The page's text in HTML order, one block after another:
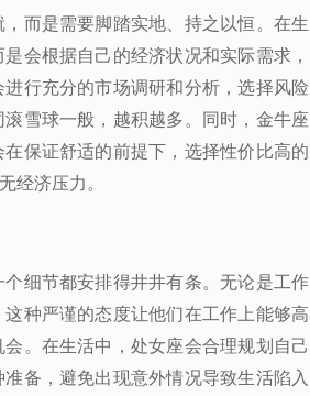
而是需要脚踏实地、持之以恒。在生
会根据自己的经济状况和实际需求，
行充分的市场调研和分析，选择风险
雪球一般，越积越多。同时，金牛座
保证舒适的前提下，选择性价比高的
经济压力。
细节都安排得井井有条。无论是工作
种严谨的态度让他们在工作上能够高
。在生活中，处女座会合理规划自己
备，避免出现意外情况导致生活陷入